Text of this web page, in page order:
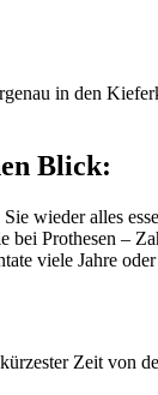
in den
Blick:
wieder alles
bei Prothesen –
viele Jahre
Zeit von